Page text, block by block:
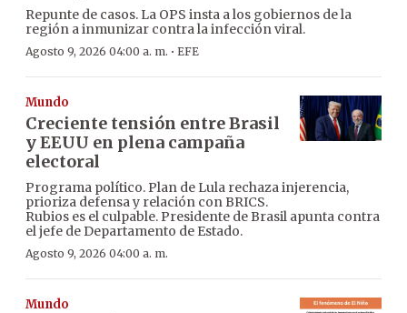
Repunte de casos. La OPS insta a los gobiernos de la
región a inmunizar contra la infección viral.
Agosto 9, 2026 04:00 a. m. · EFE
Mundo
Creciente tensión entre Brasil
y EEUU en plena campaña
electoral
Programa político. Plan de Lula rechaza injerencia,
prioriza defensa y relación con BRICS.
Rubios es el culpable. Presidente de Brasil apunta contra
el jefe de Departamento de Estado.
Agosto 9, 2026 04:00 a. m.
Mundo